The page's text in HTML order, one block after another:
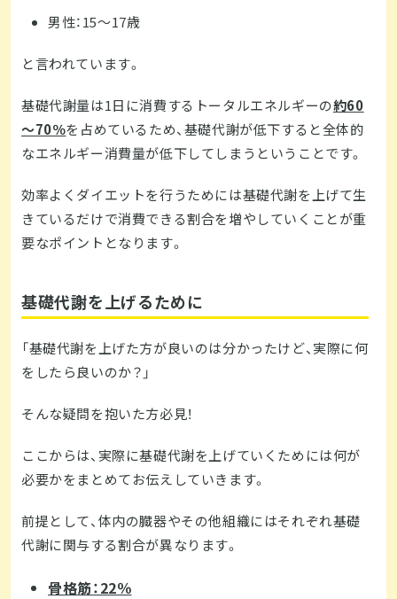
男性：15～17歳
と言われています。
基礎代謝量は1日に消費するトータルエネルギーの約60
～70％を占めているため、基礎代謝が低下すると全体的
なエネルギー消費量が低下してしまうということです。
効率よくダイエットを行うためには基礎代謝を上げて生
きているだけで消費できる割合を増やしていくことが重
要なポイントとなります。
基礎代謝を上げるために
「基礎代謝を上げた方が良いのは分かったけど、実際に何
をしたら良いのか？」
そんな疑問を抱いた方必見！
ここからは、実際に基礎代謝を上げていくためには何が
必要かをまとめてお伝えしていきます。
前提として、体内の臓器やその他組織にはそれぞれ基礎
代謝に関与する割合が異なります。
骨格筋：22％